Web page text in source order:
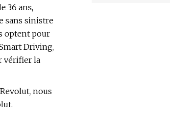
36 ans,
sans sinistre
optent pour
Driving,
vérifier la
nous